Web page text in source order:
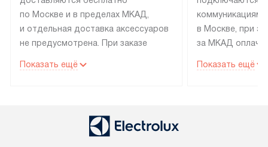
по Москве и в пределах МКАД,
и отдельная доставка аксессуаров
не предусмотрена. При заказе
рекомендуем обсудить
со статусом «В наличии» могут
быть отправлены покупателю
Показать ещё
коммуникациям
в Москве, при
за МКАД
партнера
Показать ещё